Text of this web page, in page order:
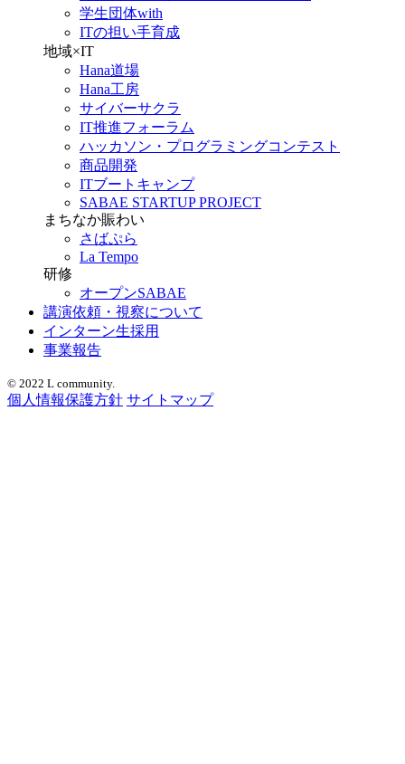
学生団体with
ITの担い手育成
地域×IT
Hana道場
Hana工房
サイバーサクラ
IT推進フォーラム
ハッカソン・プログラミングコンテスト
商品開発
ITブートキャンプ
SABAE STARTUP PROJECT
まちなか賑わい
さばぷら
La Tempo
研修
オープンSABAE
講演依頼・視察について
インターン生採用
事業報告
© 2022 L community.
個人情報保護方針 サイトマップ